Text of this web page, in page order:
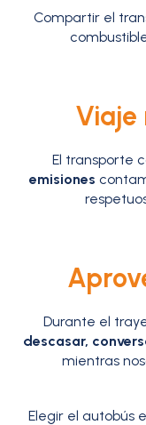
Compartir el
Viaje
El transporte
emisiones
Durante el
descasar,
mientras
Elegir el autobús